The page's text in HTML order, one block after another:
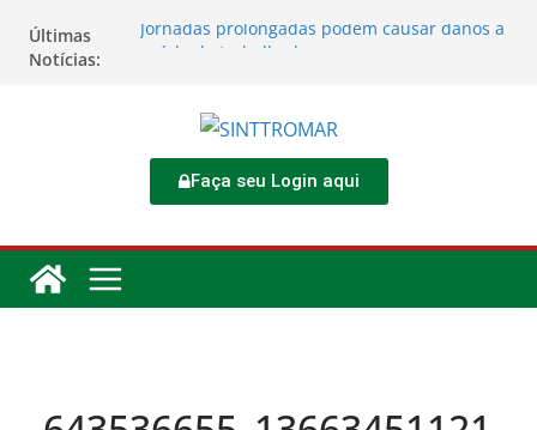
Últimas
Notícias:
Jornadas prolongadas podem causar danos à
Sinttromar garante acordo de R$ 1,7 milhão e
corrige direitos de motoristas da
Transcocamar
dos trabalhadores
Faça seu Login aqui